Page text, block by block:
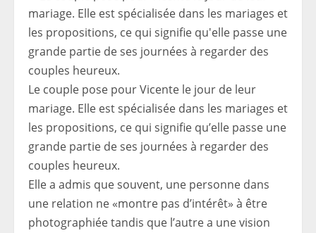
Le couple pose pour Vicente le jour de leur
mariage. Elle est spécialisée dans les mariages et
les propositions, ce qui signifie qu’elle passe une
grande partie de ses journées à regarder des
couples heureux.
Elle a admis que souvent, une personne dans
une relation ne «montre pas d’intérêt» à être
photographiée tandis que l’autre a une vision